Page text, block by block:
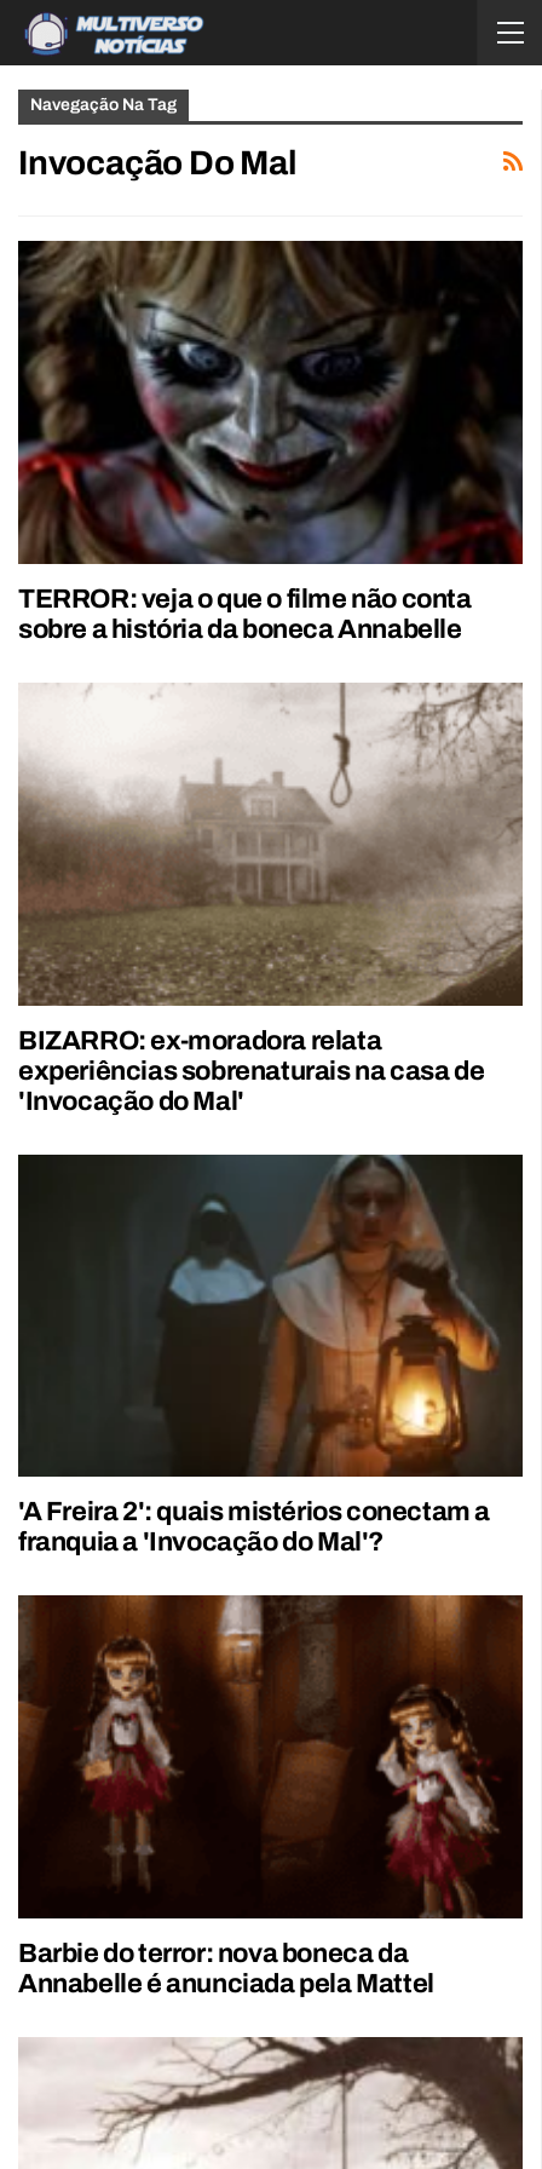
Navegação Na Tag
Invocação Do Mal
TERROR: veja o que o filme não conta
sobre a história da boneca Annabelle
BIZARRO: ex-moradora relata
experiências sobrenaturais na casa de
'Invocação do Mal'
'A Freira 2': quais mistérios conectam a
franquia a 'Invocação do Mal'?
Barbie do terror: nova boneca da
Annabelle é anunciada pela Mattel